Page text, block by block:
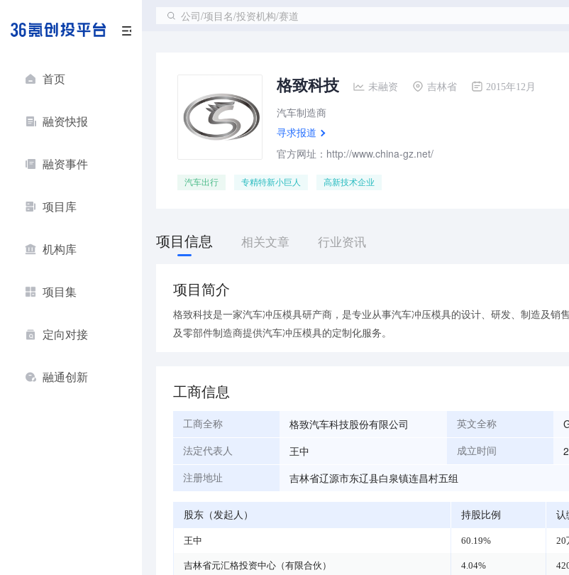
首页
融资快报
融资事件
项目库
机构库
项目集
定向对接
融通创新
公司/项目名/投资机构/赛道
格致科技 未融资 吉林省 2015年12月
汽车制造商
寻求报道
官方网址：http://www.china-gz.net/
汽车出行 专精特新小巨人 高新技术企业
项目信息 相关文章 行业资讯
项目简介
格致科技是一家汽车冲压模具研产商，是专业从事汽车冲压模具的设计、研发、制造及销
及零部件制造商提供汽车冲压模具的定制化服务。
工商信息
工商全称 格致汽车科技股份有限公司 英文全称
法定代表人 王中 成立时间
注册地址 吉林省辽源市东辽县白泉镇连昌村五组
股东（发起人） 持股比例 认
王中 60.19% 20
吉林省元汇格投资中心（有限合伙） 4.04%